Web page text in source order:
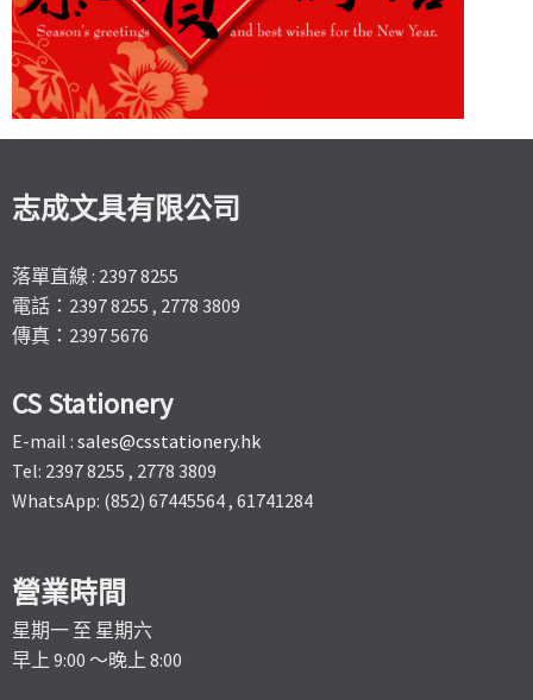
志成文具有限公司
落單直線 : 2397 8255
電話：2397 8255 , 2778 3809
傳真：2397 5676
CS Stationery
E-mail : sales@csstationery.hk
Tel: 2397 8255 , 2778 3809
WhatsApp: (852) 67445564 , 61741284
營業時間
星期一 至 星期六
早上 9:00 ～晚上 8:00